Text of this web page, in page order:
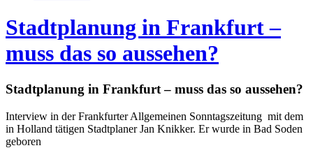
Stadtplanung in Frankfurt –
muss das so aussehen?
Stadtplanung in Frankfurt – muss das so aussehen?
Interview in der Frankfurter Allgemeinen Sonntagszeitung mit dem
in Holland tätigen Stadtplaner Jan Knikker. Er wurde in Bad Soden
geboren